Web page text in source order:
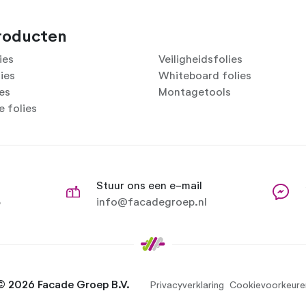
folies
Veiligheidsfolies
Whiteboard folies
Montagetools
Stuur ons een e-mail
info@facadegroep.nl
2026 Facade Groep B.V. Privacyverklaring